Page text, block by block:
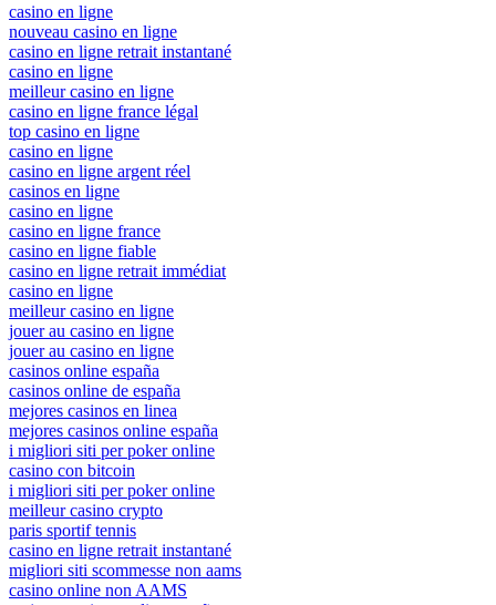
casino en ligne
nouveau casino en ligne
casino en ligne retrait instantané
casino en ligne
meilleur casino en ligne
casino en ligne france légal
top casino en ligne
casino en ligne
casino en ligne argent réel
casinos en ligne
casino en ligne
casino en ligne france
casino en ligne fiable
casino en ligne retrait immédiat
casino en ligne
meilleur casino en ligne
jouer au casino en ligne
jouer au casino en ligne
casinos online españa
casinos online de españa
mejores casinos en linea
mejores casinos online españa
i migliori siti per poker online
casino con bitcoin
i migliori siti per poker online
meilleur casino crypto
paris sportif tennis
casino en ligne retrait instantané
migliori siti scommesse non aams
casino online non AAMS